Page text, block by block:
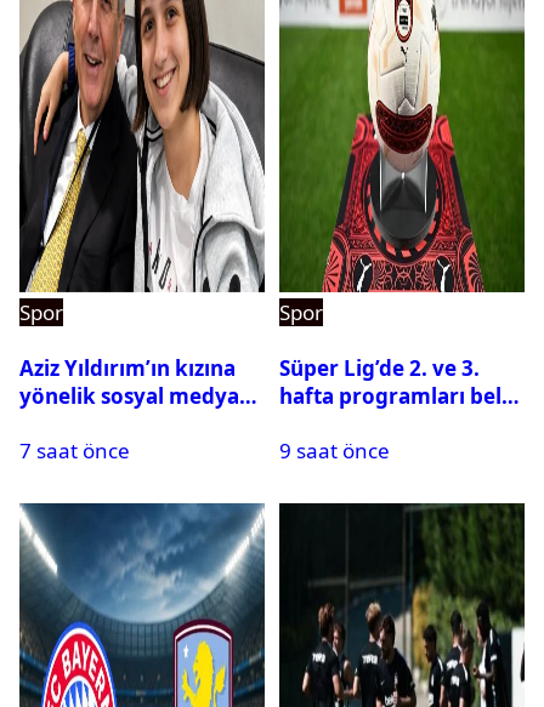
Spor
Aziz Yıldırım’ın kızına
yönelik sosyal medya
hakkında karar çıktı
7 saat önce
Spor
Süper Lig’de 2. ve 3.
hafta programları belli
9 saat önce